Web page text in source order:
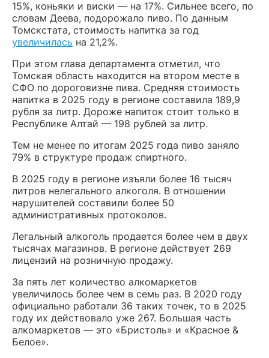
15%, коньяки и виски — на 17%. Сильнее всего, по
словам Деева, подорожало пиво. По данным
Томскстата, стоимость напитка за год
увеличилась на 21,2%.
При этом глава департамента отметил, что
Томская область находится на втором месте в
СФО по дороговизне пива. Средняя стоимость
напитка в 2025 году в регионе составила 189,9
рубля за литр. Дороже напиток стоит только в
Республике Алтай — 198 рублей за литр.
Тем не менее по итогам 2025 года пиво заняло
79% в структуре продаж спиртного.
В 2025 году в регионе изъяли более 16 тысяч
литров нелегального алкоголя. В отношении
нарушителей составили более 50
административных протоколов.
Легальный алкоголь продается более чем в двух
тысячах магазинов. В регионе действует 269
лицензий на розничную продажу.
За пять лет количество алкомаркетов
увеличилось более чем в семь раз. В 2020 году
официально работали 36 таких точек, то в 2025
году их действовало уже 267. Большая часть
алкомаркетов — это «Бристоль» и «Красное &
Белое».